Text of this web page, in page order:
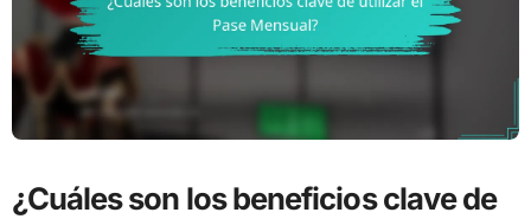
¿Cuáles son los beneficios clave de